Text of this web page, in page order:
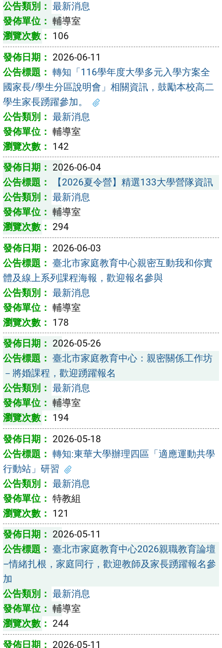
最新消息
輔導室
106
2026-06-11
轉知「116學年度大學多元入學方案全
國家長/學生分區說明會」相關資訊，鼓勵本校高二
學生家長踴躍參加。
最新消息
輔導室
142
2026-06-04
【2026夏令營】精選133大學營隊資訊
最新消息
輔導室
294
2026-06-03
臺北市家庭教育中心親密互動我和你實
體及線上系列課程海報，歡迎報名參與
最新消息
輔導室
178
2026-05-26
臺北市家庭教育中心：親密關係工作坊
－將婚課程，歡迎踴躍報名
最新消息
輔導室
194
2026-05-18
轉知:東華大學辦理四區「適應運動共學
行動站」研習
最新消息
特教組
121
2026-05-11
臺北市家庭教育中心2026親職教育論壇
–情緒扎根，家庭同行，歡迎教師及家長踴躍報名參
加
最新消息
輔導室
244
2026-05-11